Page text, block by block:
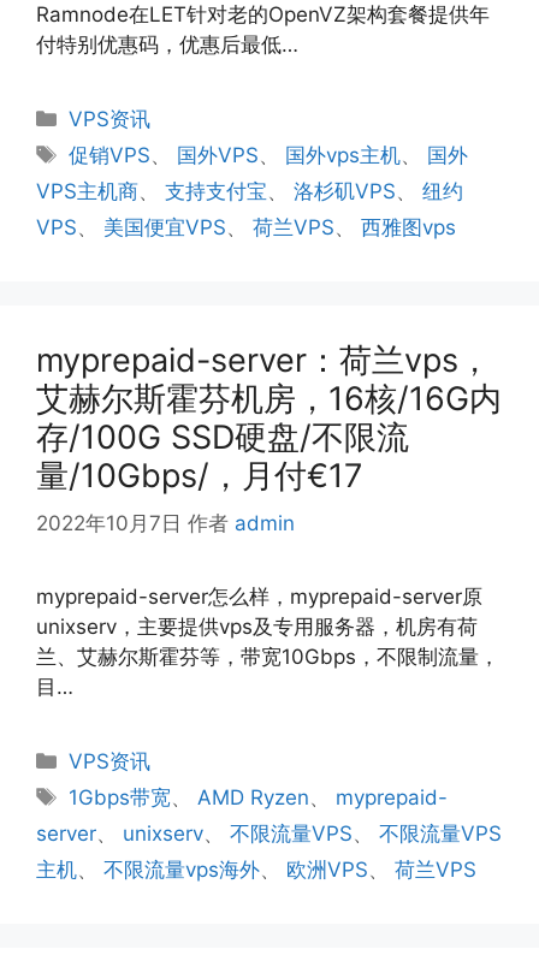
Ramnode在LET针对老的OpenVZ架构套餐提供年
付特别优惠码，优惠后最低…
分
类
VPS资讯
标
签
促销VPS、 国外VPS、 国外vps主机、 国外
VPS主机商、 支持支付宝、 洛杉矶VPS、 纽约
VPS、 美国便宜VPS、 荷兰VPS、 西雅图vps
myprepaid-server：荷兰vps，
艾赫尔斯霍芬机房，16核/16G内
存/100G SSD硬盘/不限流
量/10Gbps/，月付€17
2022年10月7日 作者 admin
myprepaid-server怎么样，myprepaid-server原
unixserv，主要提供vps及专用服务器，机房有荷
兰、艾赫尔斯霍芬等，带宽10Gbps，不限制流量，
目…
分
类
VPS资讯
标
签
1Gbps带宽、AMD Ryzen、 myprepaid-
server、 unixserv、 不限流量VPS、 不限流量VPS
主机、 不限流量vps海外、 欧洲VPS、 荷兰VPS